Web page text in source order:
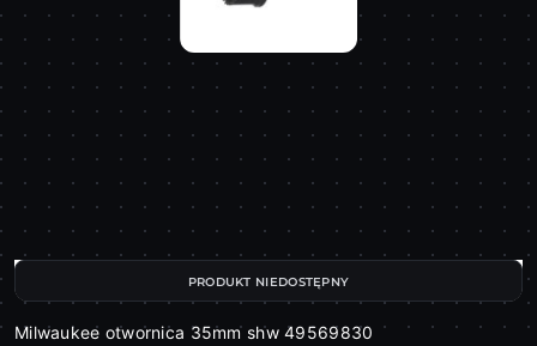
Milwaukee otwornica 35mm shw 49569830
PRODUKT NIEDOSTĘPNY